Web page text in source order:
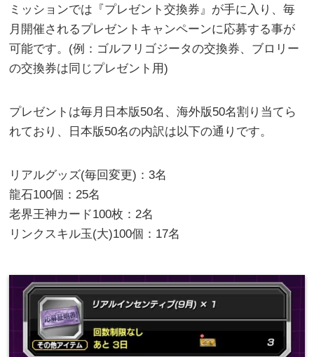
ミッションでは『プレゼント交換券』が手に入り、毎
月開催されるプレゼントキャンペーンに応募する事が
可能です。(例：ゴルフリゴジータの交換券、ブロリー
の交換券は同じプレゼント用)
プレゼントは毎月日本版50名、海外版50名割り当てら
れており、日本版50名の内訳は以下の通りです。
リアルグッズ(毎回変更)：3名
龍石100個：25名
老界王神カード100枚：2名
リンクスキル玉(大)100個：17名